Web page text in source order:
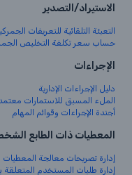
الاستيراد/التصدير
التعبئة التلقائية للتعريفات
حساب سعر تكلفة التخليص
الإجراءات
دليل الإجراءات الإدارية
الملء المسبق للاستمارات
أجندة الإجراءات وقوائم المهام
المعطيات ذات الطابع
إدارة تصريحات معالجة
إدارة طلبات المستخدم